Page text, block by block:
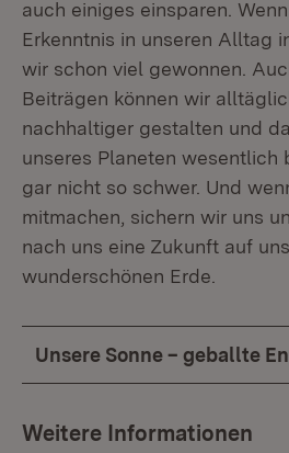
auch einiges einsparen.
Erkenntnis in unseren Alltag
wir schon viel gewonnen.
Beiträgen können wir
nachhaltiger gestalten und
unseres Planeten wesentlich
gar nicht so schwer. Und
mitmachen, sichern wir uns
nach uns eine Zukunft auf
wunderschönen Erde.
Unsere Sonne – geballte
Weitere Informationen